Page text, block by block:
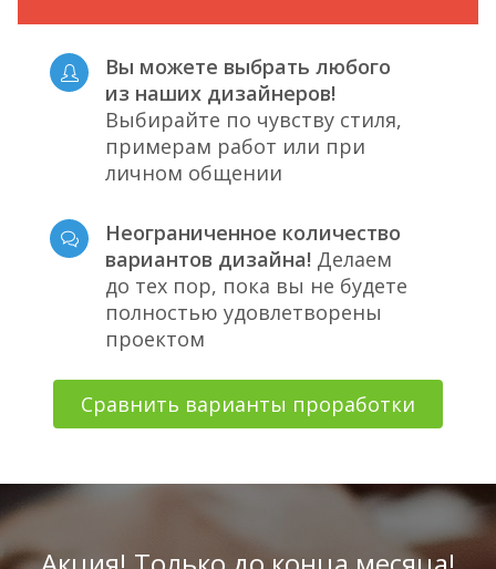
Вы можете выбрать любого
из наших дизайнеров!
Выбирайте по чувству стиля,
примерам работ или при
личном общении
Неограниченное количество
вариантов дизайна! Делаем
до тех пор, пока вы не будете
полностью удовлетворены
проектом
Сравнить варианты проработки